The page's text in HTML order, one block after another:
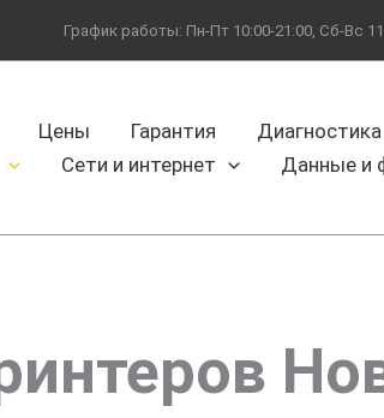
График работы: Пн-Пт 10:00-21:00, Сб-Вс
Цены Гарантия Диагностика
Сети и интернет Данные и